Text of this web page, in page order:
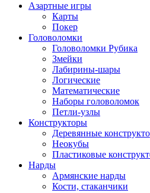
Азартные игры
Карты
Покер
Головоломки
Головоломки Рубика
Змейки
Лабирины-шары
Логические
Математические
Наборы головоломок
Петли-узлы
Конструкторы
Деревянные
Неокубы
Пластиковые
Нарды
Армянские нарды
Кости, стаканчики